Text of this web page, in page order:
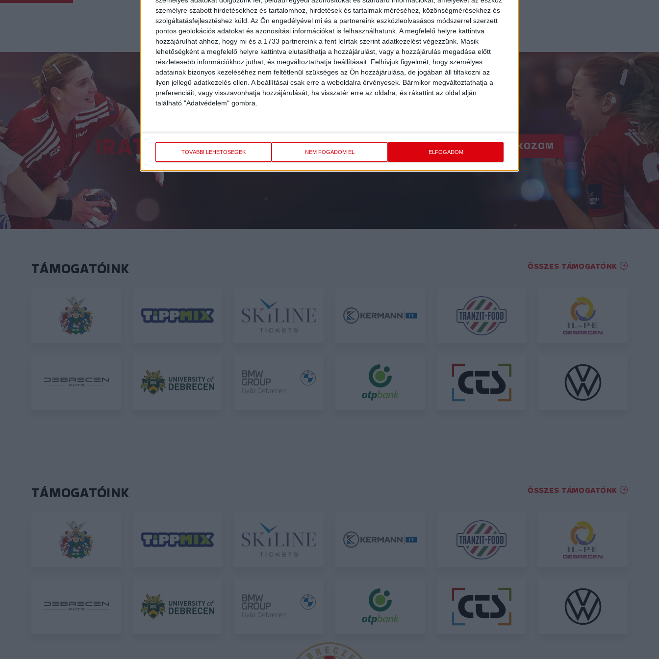
személyre szabott hirdetésekhez és tartalomhoz, hirdetések és tartalmak méréséhez, közönségmérésekhez és
szolgáltatásfejlesztéshez küld. Az Ön engedélyével mi és a partnereink eszközleolvasásos módszerrel szerzett
pontos geolokációs adatokat és azonosítási információkat is felhasználhatunk. A megfelelő helyre kattintva
hozzájárulhat ahhoz, hogy mi és a 1733 partnereink a fent leírtak szerint adatkezelést végezzünk. Másik
lehetőségként a megfelelő helyre kattintva elutasíthatja a hozzájárulást, vagy a hozzájárulás megadása előtt
részletesebb információkhoz juthat, és megváltoztathatja beállításait. Felhívjuk figyelmét, hogy személyes
adatainak bizonyos kezeléséhez nem feltétlenül szükséges az Ön hozzájárulása, de jogában áll tiltakozni az
ilyen jellegű adatkezelés ellen. A beállításai csak erre a weboldalra érvényesek. Bármikor megváltoztathatja a
preferenciáit, vagy visszavonhatja hozzájárulását, ha visszatér erre az oldalra, és rákattint az oldal alján
található "Adatvédelem" gombra.
TOVÁBBI LEHETŐSÉGEK NEM FOGADOM EL ELFOGADOM
« 1 ... 7 8 9 10 11 12 13 14 15 16 17 ... 165 »
IRATKOZZ FELA HÍRLEVELÜNKRE! FELIRATKOZOM
TÁMOGATÓINK ÖSSZES TÁMOGATÓNK
TÁMOGATÓINK ÖSSZES TÁMOGATÓNK